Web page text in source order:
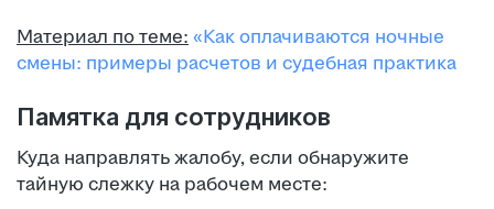
Материал по теме: «Как оплачиваются ночные
смены: примеры расчетов и судебная практика
Памятка для сотрудников
Куда направлять жалобу, если обнаружите
тайную слежку на рабочем месте: